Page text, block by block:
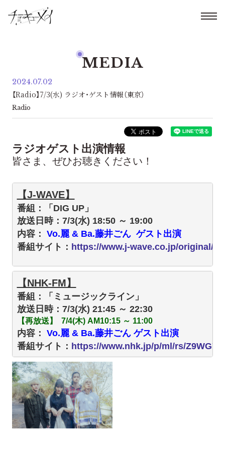
MEDIA
2024.07.02
【Radio】7/3(水) ラジオ・ゲスト情報（東京）
Radio
ラジオゲスト出演情報
皆さま、ぜひお聴きください！
【J-WAVE】
番組：「DIG UP」
放送日時：7/3(水) 18:50 ～ 19:00
内容： Vo.麗 & Ba.藤井ごん ゲスト出演
番組サイト： https://www.j-wave.co.jp/original/
【NHK-FM】
番組：「ミュージックライン」
【再放送】  7/4(木) AM10:15 ～ 11:00
内容： Vo.麗 & Ba.藤井ごん ゲスト出演
番組サイト： https://www.nhk.jp/p/ml/rs/